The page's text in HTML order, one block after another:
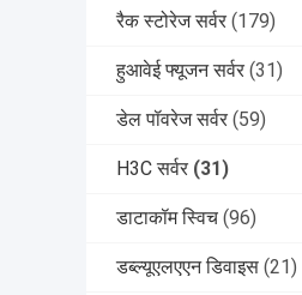
रैक स्टोरेज सर्वर (179)
हुआवेई फ्यूजन सर्वर (31)
डेल पॉवरेज सर्वर (59)
H3C सर्वर (31)
डाटाकॉम स्विच (96)
डब्ल्यूएलएएन डिवाइस (21)